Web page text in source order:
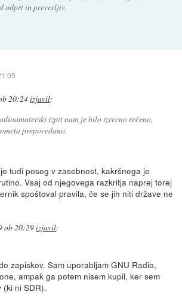
odprt in preverljiv.
20:24izjavil:
izpit nam je bilo izrecno rečeno,
prepovedano.
tudi poseg v zasebnost, kakršnega je
Vsaj od njegovega razkritja naprej torej
spoštoval pravila, če se jih niti države ne
ob 20:29izjavil:
zapiskov. Sam uporabljam GNU Radio,
ampak ga potem nisem kupil, ker sem
(ki ni SDR).